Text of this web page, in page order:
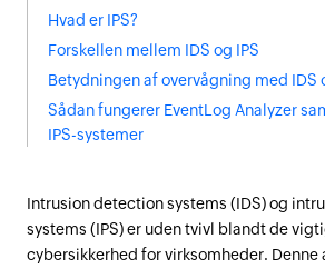
Hvad er IPS?
Forskellen mellem IDS og IPS
Betydningen af overvågning med IDS
Sådan fungerer EventLog Analyzer
IPS-systemer
Intrusion detection systems (IDS) og
systems (IPS) er uden tvivl blandt de
cybersikkerhed for virksomheder. Denne